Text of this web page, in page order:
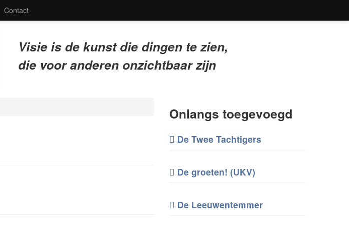
Contact
Visie is de kunst die dingen te zien,
die voor anderen onzichtbaar zijn
Onlangs toegevoegd
De Twee Tachtigers
De groeten! (UKV)
De Leeuwentemmer